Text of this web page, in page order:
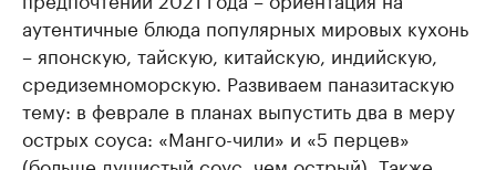
аутентичные блюда популярных мировых кухонь
– японскую, тайскую, китайскую, индийскую,
средиземноморскую. Развиваем паназитаскую
тему: в феврале в планах выпустить два в меру
острых соуса: «Манго-чили» и «5 перцев»